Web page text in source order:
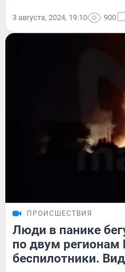
3 августа, 2024, 19:10 900
ПРОИСШЕСТВИЯ
Люди в панике
по двум регионам
беспилотники.